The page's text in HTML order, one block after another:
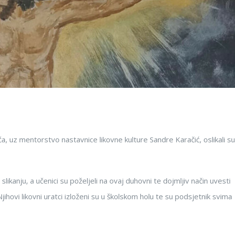
uz mentorstvo nastavnice likovne kulture Sandre Karačić, oslikali su
a učenici su poželjeli na ovaj duhovni te dojmljiv način uvesti
likovni uratci izloženi su u školskom holu te su podsjetnik svima